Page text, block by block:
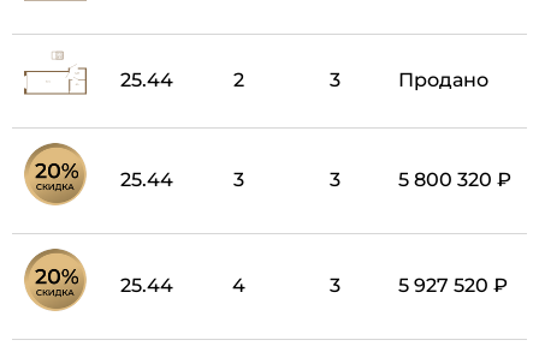
25.44 2 3 Продано
25.44 3 3 5 800 320 ₽
25.44 4 3 5 927 520 ₽